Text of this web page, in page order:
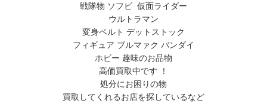
戦隊物 ソフビ 仮面ライダー
ウルトラマン
変身ベルト デットストック
フィギュア ブルマァク バンダイ
ホビー 趣味のお品物
高価買取中です ！
処分にお困りの物
買取してくれるお店を探しているなど